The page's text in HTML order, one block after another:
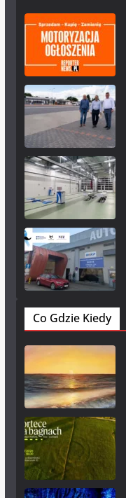
Co Gdzie Kiedy